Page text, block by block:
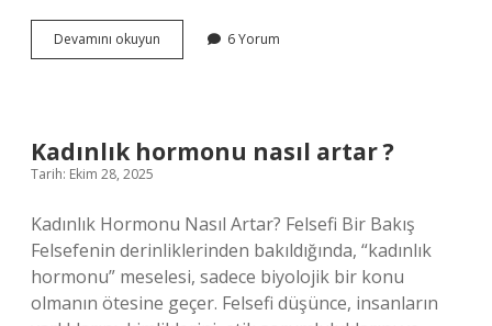
Devamını okuyun Osmanlıda
azınlıklar
6 Yorum
Kadınlık hormonu nasıl artar ?
Tarih: Ekim 28, 2025
Kadınlık Hormonu Nasıl Artar? Felsefi Bir Bakış
Felsefenin derinliklerinden bakıldığında, “kadınlık
hormonu” meselesi, sadece biyolojik bir konu
olmanın ötesine geçer. Felsefi düşünce, insanların